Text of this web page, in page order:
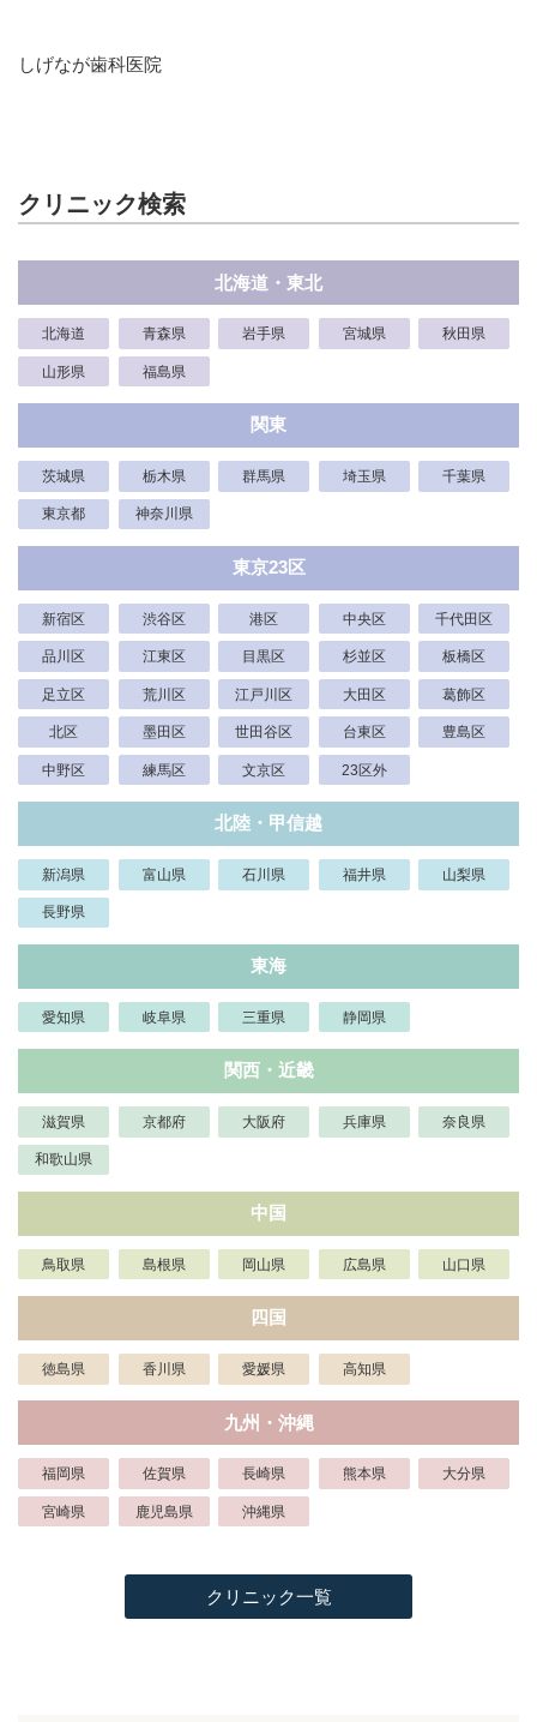
しげなが歯科医院
クリニック検索
北海道・東北
北海道 青森県 岩手県 宮城県 秋田県
山形県 福島県
関東
茨城県 栃木県 群馬県 埼玉県 千葉県
東京都 神奈川県
東京23区
新宿区 渋谷区 港区 中央区 千代田区
品川区 江東区 目黒区 杉並区 板橋区
足立区 荒川区 江戸川区 大田区 葛飾区
北区 墨田区 世田谷区 台東区 豊島区
中野区 練馬区 文京区 23区外
北陸・甲信越
新潟県 富山県 石川県 福井県 山梨県
長野県
東海
愛知県 岐阜県 三重県 静岡県
関西・近畿
滋賀県 京都府 大阪府 兵庫県 奈良県
和歌山県
中国
鳥取県 島根県 岡山県 広島県 山口県
四国
徳島県 香川県 愛媛県 高知県
九州・沖縄
福岡県 佐賀県 長崎県 熊本県 大分県
宮崎県 鹿児島県 沖縄県
クリニック一覧